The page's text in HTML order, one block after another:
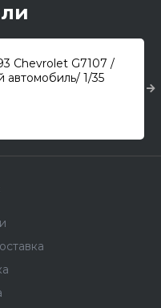
Chevrolet G7107 /
автомобиль/ 1/35